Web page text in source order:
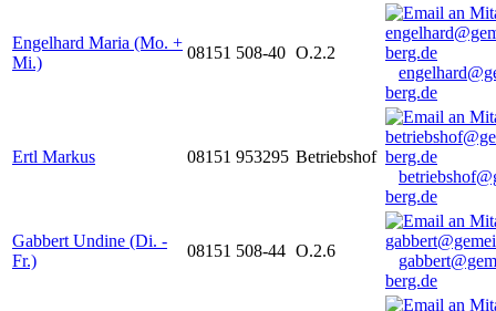
Engelhard Maria (Mo. +
Mi.)
08151 508-40 O.2.2
berg.de
Ertl Markus 08151 953295 Betriebshof
berg.de
Gabbert Undine (Di. -
Fr.)
08151 508-44 O.2.6
berg.de